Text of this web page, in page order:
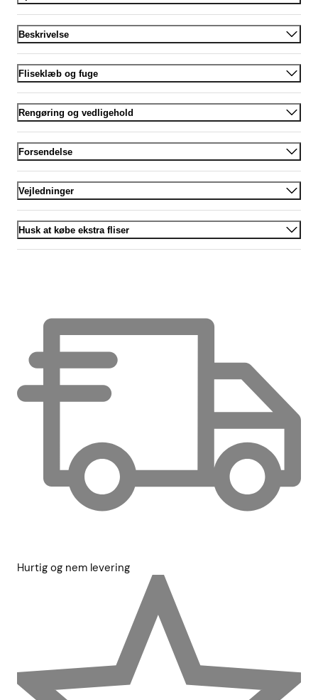
Beskrivelse
Fliseklæb og fuge
Rengøring og vedligehold
Forsendelse
Vejledninger
Husk at købe ekstra fliser
Hurtig og nem levering